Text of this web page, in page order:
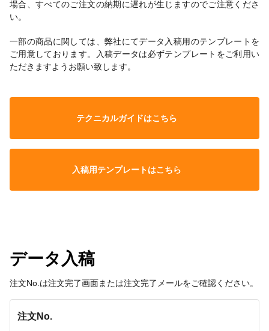
場合、すべてのご注文の納期に遅れが生じますのでご注意くださ
い。
一部の商品に関しては、弊社にてデータ入稿用のテンプレートを
ご用意しております。入稿データは必ずテンプレートをご利用い
ただきますようお願い致します。
テクニカルガイドはこちら
入稿用テンプレートはこちら
データ入稿
注文No.は注文完了画面または注文完了メールをご確認ください。
注文No.